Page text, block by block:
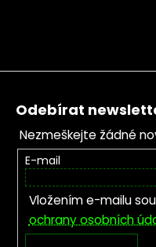
Zápatí
Odebírat
Nezmeškejte žádné
E-mail
Vložením e-mailu
ochrany osobních